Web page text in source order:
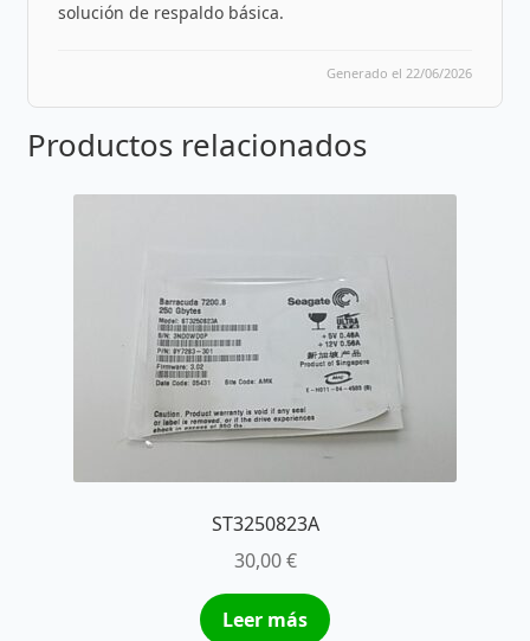
solución de respaldo básica.
Generado el 22/06/2026
Productos relacionados
ST3250823A
30,00€
Leer más